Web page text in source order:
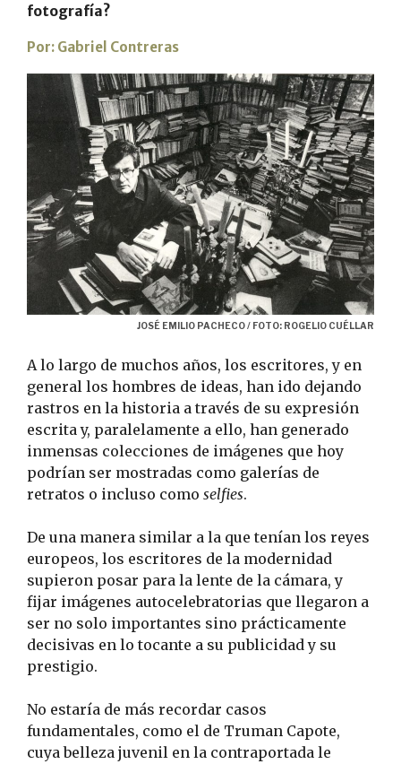
fotografía?
Por: Gabriel Contreras
JOSÉ EMILIO PACHECO / FOTO: ROGELIO CUÉLLAR
A lo largo de muchos años, los escritores, y en
general los hombres de ideas, han ido dejando
rastros en la historia a través de su expresión
escrita y, paralelamente a ello, han generado
inmensas colecciones de imágenes que hoy
podrían ser mostradas como galerías de
retratos o incluso como selfies.
De una manera similar a la que tenían los reyes
europeos, los escritores de la modernidad
supieron posar para la lente de la cámara, y
fijar imágenes autocelebratorias que llegaron a
ser no solo importantes sino prácticamente
decisivas en lo tocante a su publicidad y su
prestigio.
No estaría de más recordar casos
fundamentales, como el de Truman Capote,
cuya belleza juvenil en la contraportada le